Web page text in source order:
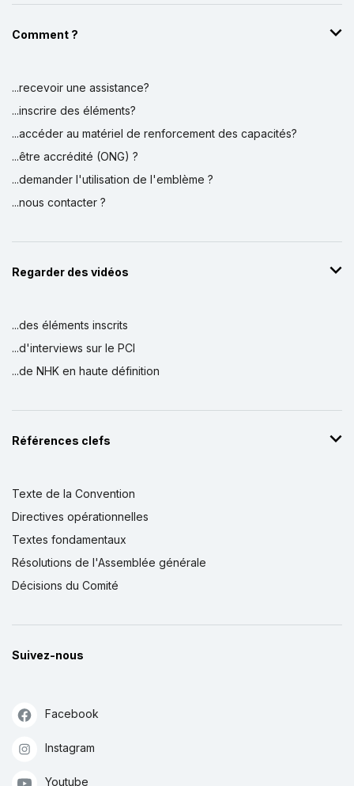
Comment ?
...recevoir une assistance?
...inscrire des éléments?
...accéder au matériel de renforcement des capacités?
...être accrédité (ONG) ?
...demander l'utilisation de l'emblème ?
...nous contacter ?
Regarder des vidéos
...des éléments inscrits
...d'interviews sur le PCI
...de NHK en haute définition
Références clefs
Texte de la Convention
Directives opérationnelles
Textes fondamentaux
Résolutions de l'Assemblée générale
Décisions du Comité
Suivez-nous
Facebook
Instagram
Youtube